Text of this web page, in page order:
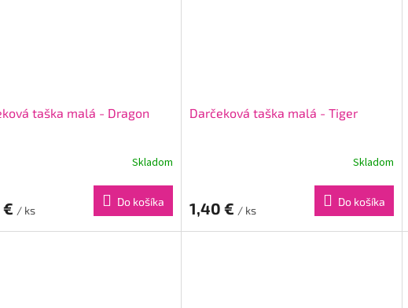
taška malá - Dragon
Skladom
€ / ks
Do košíka
Darčeková taška malá - Tiger
Skladom
1,40 € / ks
Do košíka